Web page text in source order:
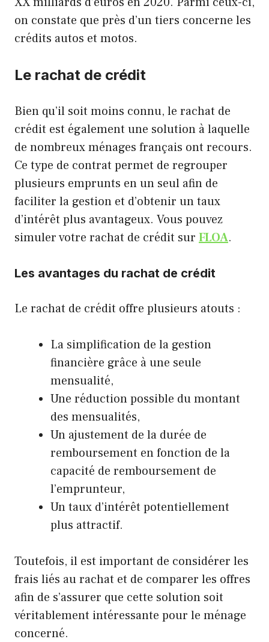
on constate que près d’un tiers concerne les
crédits autos et motos.
Le rachat de crédit
Bien qu’il soit moins connu, le rachat de
crédit est également une solution à laquelle
de nombreux ménages français ont recours.
Ce type de contrat permet de regrouper
plusieurs emprunts en un seul afin de
faciliter la gestion et d’obtenir un taux
d’intérêt plus avantageux. Vous pouvez
simuler votre rachat de crédit sur FLOA.
Les avantages du rachat de crédit
Le rachat de crédit offre plusieurs atouts :
La simplification de la gestion
financière grâce à une seule
mensualité,
Une réduction possible du montant
des mensualités,
Un ajustement de la durée de
remboursement en fonction de la
capacité de remboursement de
l’emprunteur,
Un taux d’intérêt potentiellement
plus attractif.
Toutefois, il est important de considérer les
frais liés au rachat et de comparer les offres
afin de s’assurer que cette solution soit
véritablement intéressante pour le ménage
concerné.